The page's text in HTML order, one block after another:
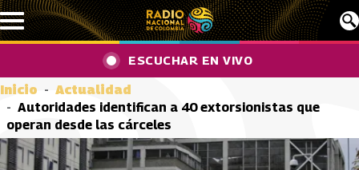
Pasar al contenido principal
ESCUCHAR EN VIVO
Inicio
Actualidad
Autoridades identifican a 40 extorsionistas que
operan desde las cárceles